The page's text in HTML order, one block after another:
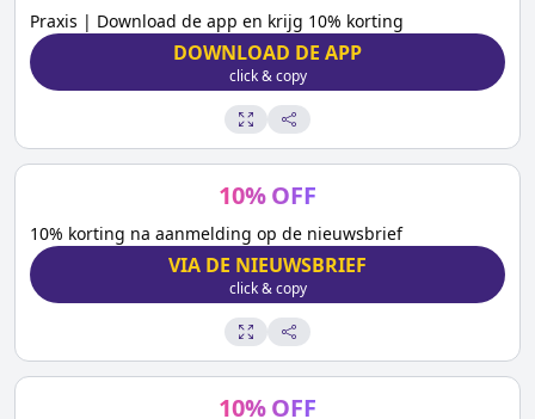
Praxis | Download de app en krijg 10% korting
DOWNLOAD DE APP
click & copy
10%OFF
10% korting na aanmelding op de nieuwsbrief
VIA DE NIEUWSBRIEF
click & copy
10%OFF